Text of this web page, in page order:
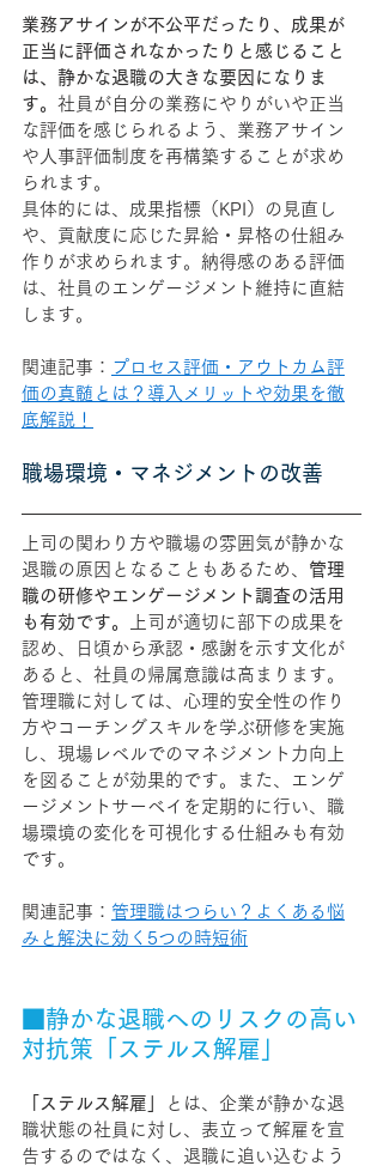
業務アサインが不公平だったり、成果が
正当に評価されなかったりと感じること
は、静かな退職の大きな要因になりま
す。 社員が自分の業務にやりがいや正当
な評価を感じられるよう、業務アサイン
や人事評価制度を再構築することが求め
られます。
具体的には、成果指標（KPI）の見直し
や、貢献度に応じた昇給・昇格の仕組み
作りが求められます。納得感のある評価
は、社員のエンゲージメント維持に直結
します。
関連記事： プロセス評価・アウトカム評
価の真髄とは？導入メリットや効果を徹
底解説！
職場環境・マネジメントの改善
上司の関わり方や職場の雰囲気が静かな
退職の原因となることもあるため、 管理
職の研修やエンゲージメント調査の活用
も有効です。
上司が適切に部下の成果を
認め、日頃から承認・感謝を示す文化が
あると、社員の帰属意識は高まります。
管理職に対しては、心理的安全性の作り
方やコーチングスキルを学ぶ研修を実施
し、現場レベルでのマネジメント力向上
を図ることが効果的です。また、エンゲ
ージメントサーベイを定期的に行い、職
場環境の変化を可視化する仕組みも有効
です。
関連記事： 管理職はつらい？よくある悩
みと解決に効く5つの時短術
■静かな退職へのリスクの高い
対抗策「ステルス解雇」
「ステルス解雇」
とは、企業が静かな退
職状態の社員に対し、表立って解雇を宣
告するのではなく、退職に追い込むよう